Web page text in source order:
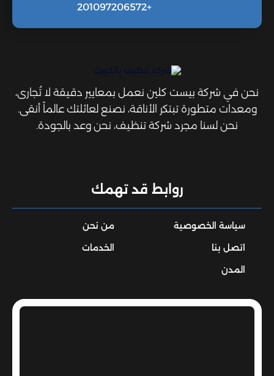
+201097206572
نحن في شركة بيست كلين نعمل بمعايير دقيقة لا تُجارى،
ومعدات متطورة تبتكر الأناقة، نصنع لعائلتك عالماً أنقى.
نحن لسنا مجرد شركة تنظيف، نحن وعد بالجودة.
روابط قد تهمك
سياسة الخصوصية
من نحن
اتصل بنا
الخدمات
المدن